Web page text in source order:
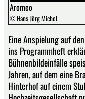
Aromeo
© Hans Jörg Michel
Eine Anspielung auf
ins Programmheft
Bühnenbildeinfälle
Jahren, auf dem eine
Hinterhof auf einem